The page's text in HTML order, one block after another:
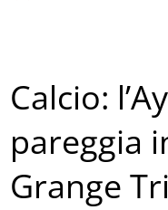
Calcio:
pareggia
Grange